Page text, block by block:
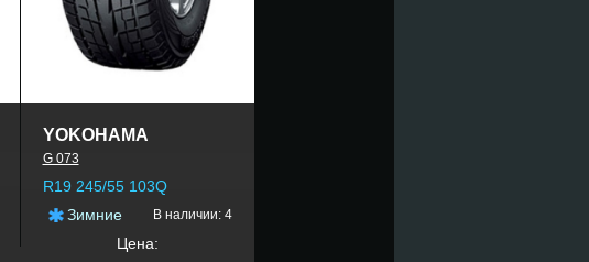
YOKOHAMA
G 073
R19 245/55 103Q
Зимние
В наличии: 4
Цена: